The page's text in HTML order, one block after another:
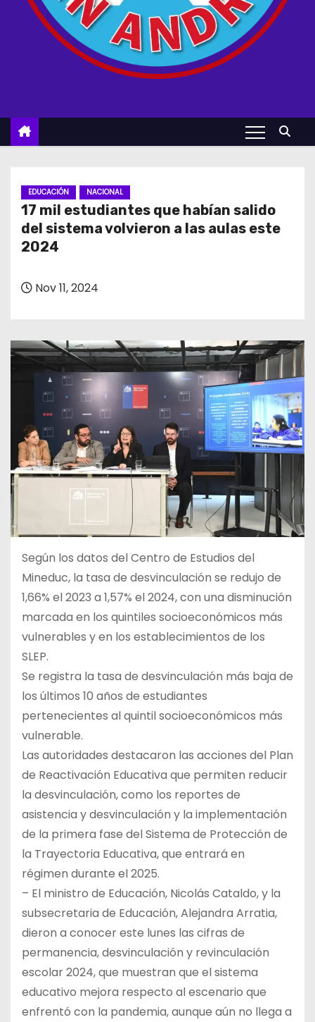
EDUCACIÓN NACIONAL
17 mil estudiantes que habían salido
del sistema volvieron a las aulas este
2024
Nov 11, 2024
Según los datos del Centro de Estudios del
Mineduc, la tasa de desvinculación se redujo de
1,66% el 2023 a 1,57% el 2024, con una disminución
marcada en los quintiles socioeconómicos más
vulnerables y en los establecimientos de los
SLEP.
Se registra la tasa de desvinculación más baja de
los últimos 10 años de estudiantes
pertenecientes al quintil socioeconómicos más
vulnerable.
Las autoridades destacaron las acciones del Plan
de Reactivación Educativa que permiten reducir
la desvinculación, como los reportes de
asistencia y desvinculación y la implementación
de la primera fase del Sistema de Protección de
la Trayectoria Educativa, que entrará en
régimen durante el 2025.
– El ministro de Educación, Nicolás Cataldo, y la
subsecretaria de Educación, Alejandra Arratia,
dieron a conocer este lunes las cifras de
permanencia, desvinculación y revinculación
escolar 2024, que muestran que el sistema
educativo mejora respecto al escenario que
enfrentó con la pandemia, aunque aún no llega a